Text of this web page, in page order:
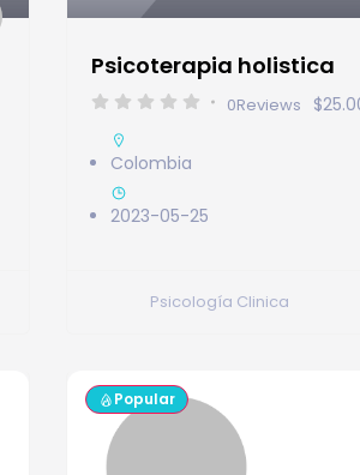
Psicoterapia holistica
0Reviews
Colombia
2023-05-25
Psicología Clinica
Popular